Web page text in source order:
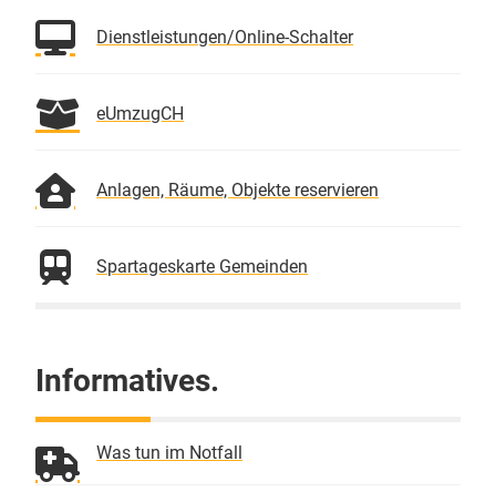
Dienstleistungen/Online-Schalter
eUmzugCH
Anlagen, Räume, Objekte reservieren
Spartageskarte Gemeinden
Informatives.
Was tun im Notfall